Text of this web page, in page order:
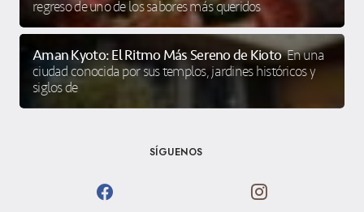
regreso de uno de los sabores más queridos
Aman Kyoto: El Ritmo Más Sereno de Kioto En una
ciudad conocida por sus templos, jardines históricos y
siglos de
SÍGUENOS